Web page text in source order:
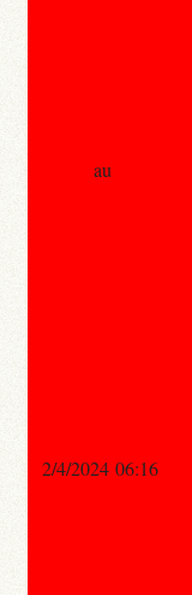
au
2/4/2024 06:16